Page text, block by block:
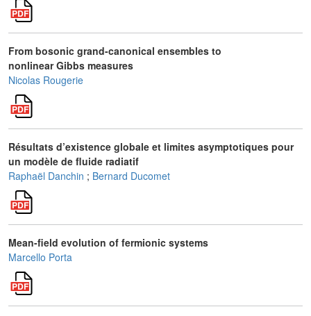
From bosonic grand-canonical ensembles to
nonlinear Gibbs measures
Nicolas Rougerie
Résultats d’existence globale et limites asymptotiques pour
un modèle de fluide radiatif
Raphaël Danchin ; Bernard Ducomet
Mean-field evolution of fermionic systems
Marcello Porta